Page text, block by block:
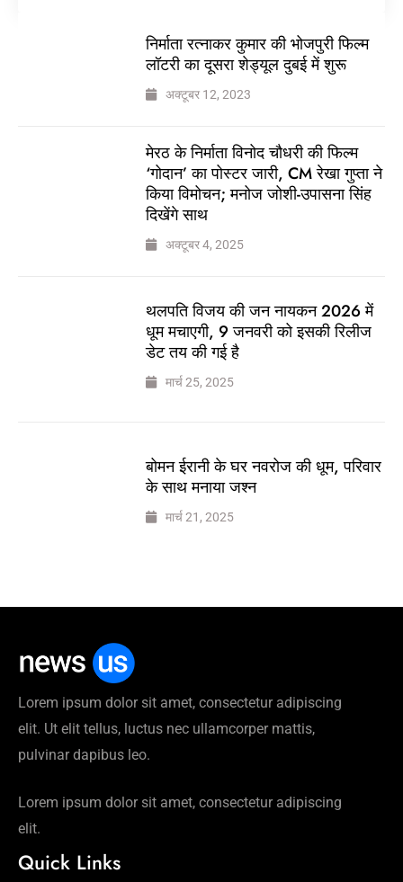
निर्माता रत्नाकर कुमार की भोजपुरी फिल्म
लॉटरी का दूसरा शेड्यूल दुबई में शुरू
अक्टूबर 12, 2023
मेरठ के निर्माता विनोद चौधरी की फिल्म
‘गोदान’ का पोस्टर जारी, CM रेखा गुप्ता ने
किया विमोचन; मनोज जोशी-उपासना सिंह
दिखेंगे साथ
अक्टूबर 4, 2025
थलपति विजय की जन नायकन 2026 में
धूम मचाएगी, 9 जनवरी को इसकी रिलीज
डेट तय की गई है
मार्च 25, 2025
बोमन ईरानी के घर नवरोज की धूम, परिवार
के साथ मनाया जश्न
मार्च 21, 2025
Lorem ipsum dolor sit amet, consectetur adipiscing
elit. Ut elit tellus, luctus nec ullamcorper mattis,
pulvinar dapibus leo.
Lorem ipsum dolor sit amet, consectetur adipiscing
elit.
Quick Links